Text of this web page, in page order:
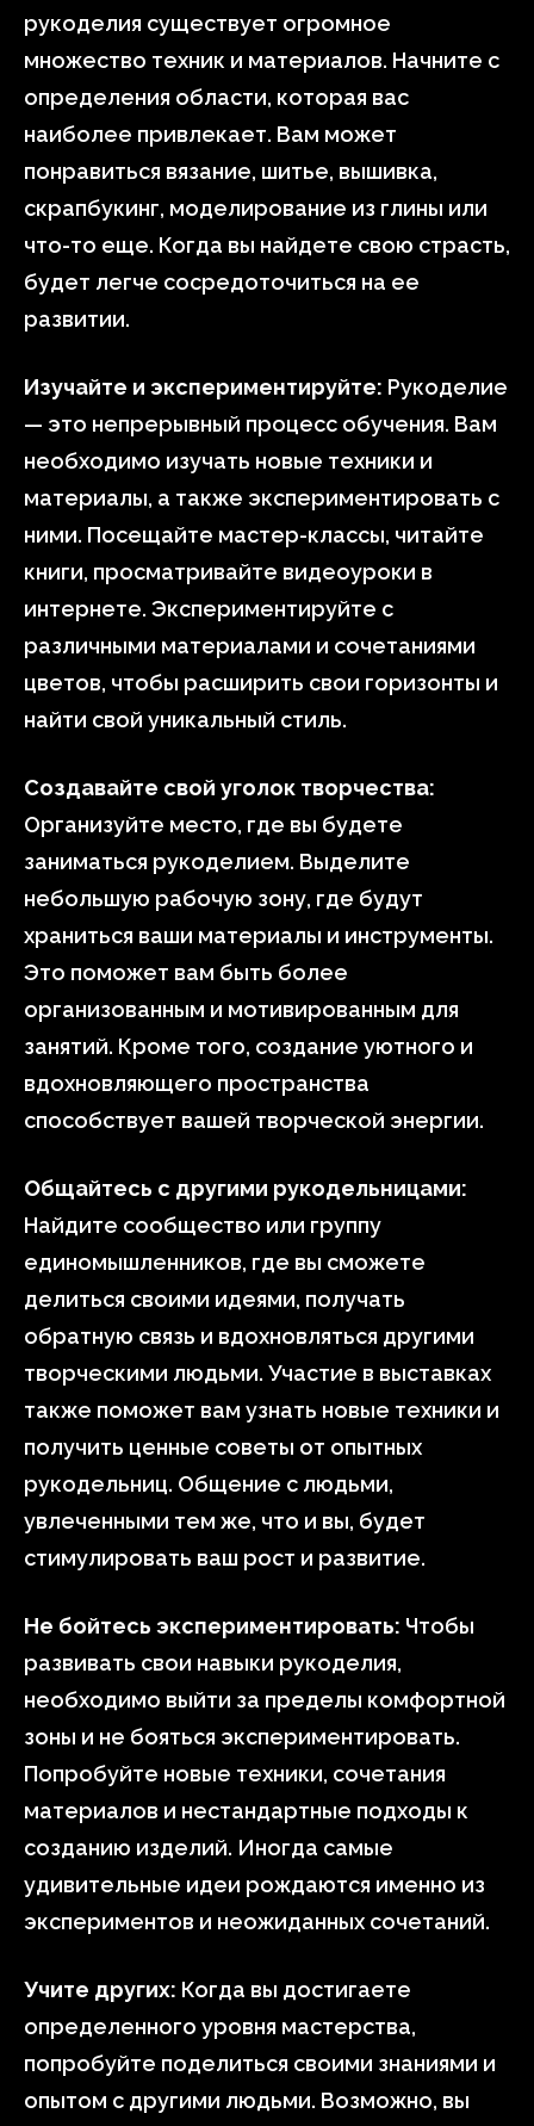
рукоделия существует огромное
множество техник и материалов. Начните с
определения области, которая вас
наиболее привлекает. Вам может
понравиться вязание, шитье, вышивка,
скрапбукинг, моделирование из глины или
что-то еще. Когда вы найдете свою страсть,
будет легче сосредоточиться на ее
развитии.
Изучайте и экспериментируйте: Рукоделие
— это непрерывный процесс обучения. Вам
необходимо изучать новые техники и
материалы, а также экспериментировать с
ними. Посещайте мастер-классы, читайте
книги, просматривайте видеоуроки в
интернете. Экспериментируйте с
различными материалами и сочетаниями
цветов, чтобы расширить свои горизонты и
найти свой уникальный стиль.
Создавайте свой уголок творчества:
Организуйте место, где вы будете
заниматься рукоделием. Выделите
небольшую рабочую зону, где будут
храниться ваши материалы и инструменты.
Это поможет вам быть более
организованным и мотивированным для
занятий. Кроме того, создание уютного и
вдохновляющего пространства
способствует вашей творческой энергии.
Общайтесь с другими рукодельницами:
Найдите сообщество или группу
единомышленников, где вы сможете
делиться своими идеями, получать
обратную связь и вдохновляться другими
творческими людьми. Участие в выставках
также поможет вам узнать новые техники и
получить ценные советы от опытных
рукодельниц. Общение с людьми,
увлеченными тем же, что и вы, будет
стимулировать ваш рост и развитие.
Не бойтесь экспериментировать: Чтобы
развивать свои навыки рукоделия,
необходимо выйти за пределы комфортной
зоны и не бояться экспериментировать.
Попробуйте новые техники, сочетания
материалов и нестандартные подходы к
созданию изделий. Иногда самые
удивительные идеи рождаются именно из
экспериментов и неожиданных сочетаний.
Учите других: Когда вы достигаете
определенного уровня мастерства,
попробуйте поделиться своими знаниями и
опытом с другими людьми. Возможно, вы